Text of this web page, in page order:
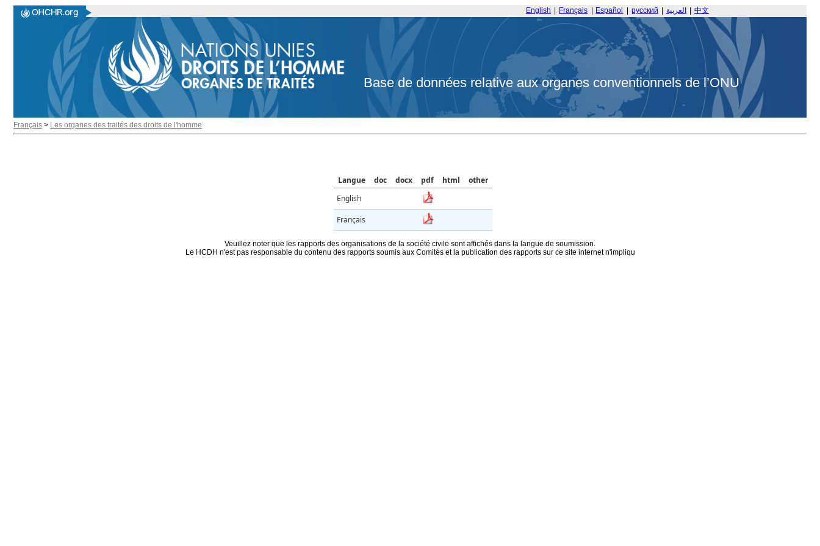
English Français Español русский العربية 中文
Base de données relative aux organes conventionnels de l’ONU
Français > Les organes des traités des droits de l'homme
Langue doc docx pdf html
other
English
Français
Veuillez noter que les rapports des organisations de la société civile sont affichés dans la langue de soumission.
Le HCDH n'est pas responsable du contenu des rapports soumis aux Comités et la publication des rapports sur ce site internet n'impliqu